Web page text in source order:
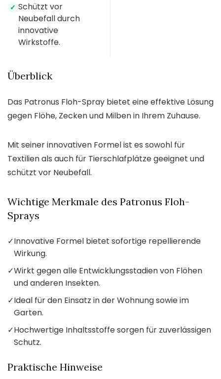
✓ Schützt vor
Neubefall durch
innovative
Wirkstoffe.
Überblick
Das Patronus Floh-Spray bietet eine effektive Lösung
gegen Flöhe, Zecken und Milben in Ihrem Zuhause.
Mit seiner innovativen Formel ist es sowohl für
Textilien als auch für Tierschlafplätze geeignet und
schützt vor Neubefall.
Wichtige Merkmale des Patronus Floh-
Sprays
✓Innovative Formel bietet sofortige repellierende
Wirkung.
✓Wirkt gegen alle Entwicklungsstadien von Flöhen
und anderen Insekten.
✓Ideal für den Einsatz in der Wohnung sowie im
Garten.
✓Hochwertige Inhaltsstoffe sorgen für zuverlässigen
Schutz.
Praktische Hinweise